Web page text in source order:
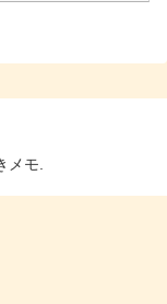
メモ.